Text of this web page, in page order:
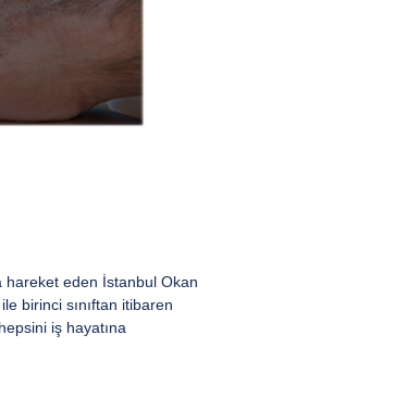
hareket eden İstanbul Okan
birinci sınıftan itibaren
iş hayatına